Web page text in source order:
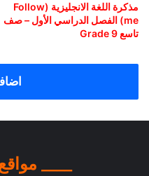
مذكرة اللغة الانجليزية (Follow
me) الفصل الدراسي الأول – صف
تاسع Grade 9
____